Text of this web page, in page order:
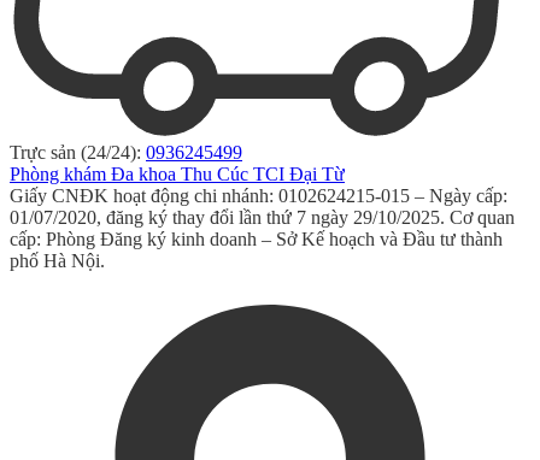
Trực sản (24/24): 0936245499
Phòng khám Đa khoa Thu Cúc TCI Đại Từ
Giấy CNĐK hoạt động chi nhánh: 0102624215-015 – Ngày cấp:
01/07/2020, đăng ký thay đổi lần thứ 7 ngày 29/10/2025. Cơ quan
cấp: Phòng Đăng ký kinh doanh – Sở Kế hoạch và Đầu tư thành
phố Hà Nội.